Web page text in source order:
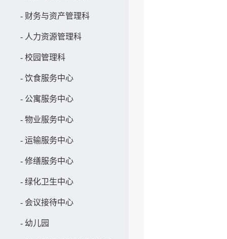
- 财务与资产管理科
- 人力资源管理科
- 校园管理科
- 饮食服务中心
- 公寓服务中心
- 物业服务中心
- 运输服务中心
- 修缮服务中心
- 绿化卫生中心
- 会议接待中心
- 幼儿园